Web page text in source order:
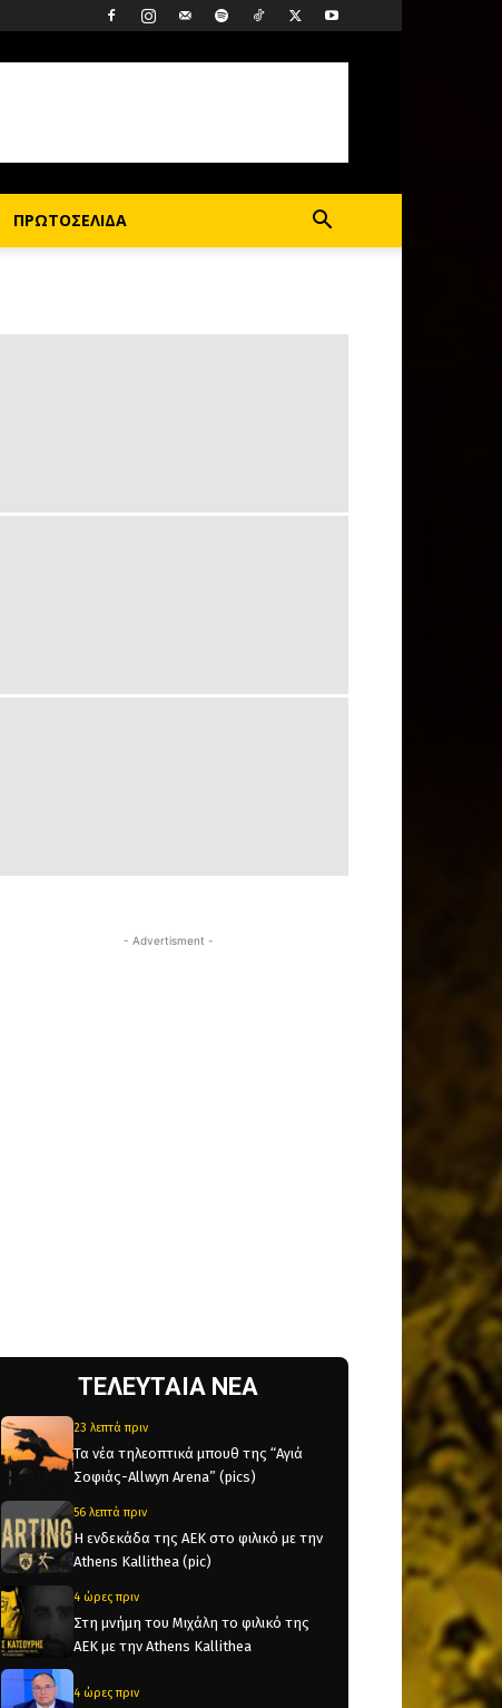
ΠΡΩΤΟΣΕΛΙΔΑ
- Advertisment -
ΤΕΛΕΥΤΑΙΑ ΝΕΑ
23 λεπτά πριν
Τα νέα τηλεοπτικά μπουθ της “Αγιά
Σοφιάς-Allwyn Arena” (pics)
56 λεπτά πριν
Η ενδεκάδα της ΑΕΚ στο φιλικό με την
Athens Kallithea (pic)
4 ώρες πριν
Στη μνήμη του Μιχάλη το φιλικό της
ΑΕΚ με την Athens Kallithea
4 ώρες πριν